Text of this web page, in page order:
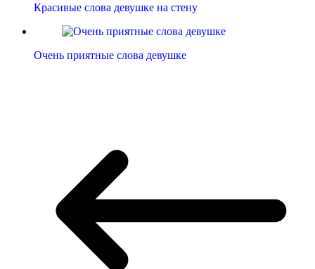
Красивые слова девушке на стену
Очень приятные слова девушке